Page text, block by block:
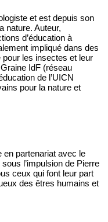
et est depuis son
nature. Auteur,
d’éducation à
impliqué dans des
pour les insectes et leur
IdF (réseau
de l’UICN
pour la nature et
en partenariat avec le
l’impulsion de Pierre
ceux qui font leur part
des êtres humains et